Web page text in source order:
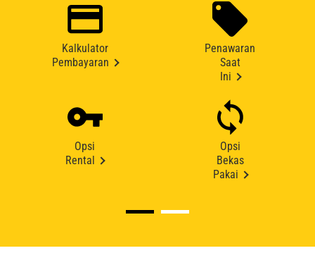
Kalkulator
Pembayaran
Penawaran
Saat
Ini
Opsi
Rental
Opsi
Bekas
Pakai